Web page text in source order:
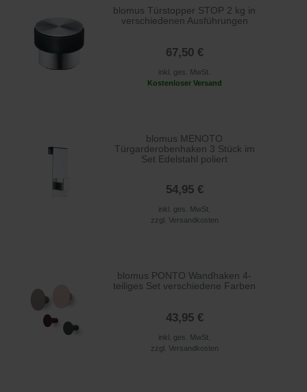
blomus Türstopper STOP 2 kg in
verschiedenen Ausführungen
67,50 €
inkl. ges. MwSt.
Kostenloser Versand
blomus MENOTO
Türgarderobenhaken 3 Stück im
Set Edelstahl poliert
54,95 €
inkl. ges. MwSt.
zzgl. Versandkosten
blomus PONTO Wandhaken 4-
teiliges Set verschiedene Farben
43,95 €
inkl. ges. MwSt.
zzgl. Versandkosten